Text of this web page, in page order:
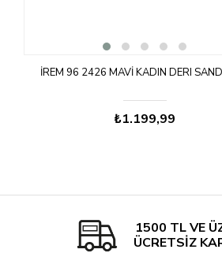
İREM 96 2426 MAVI KADIN DERI
₺1.199,99
1500 TL VE
ÜCRETSİZ